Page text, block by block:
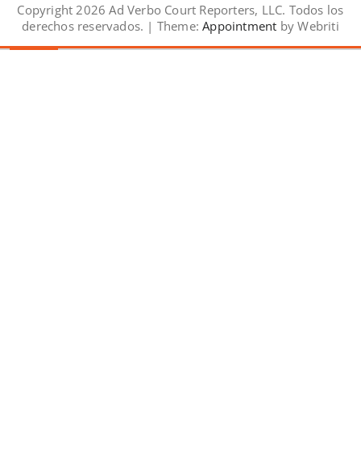
Copyright 2026 Ad Verbo Court Reporters, LLC. Todos los
derechos reservados. | Theme: Appointment by Webriti